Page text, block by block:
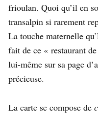
frioulan. Quoi qu’il en
transalpin si rarement
La touche maternelle
fait de ce « restaurant
lui-même sur sa page
précieuse.
La carte se compose de